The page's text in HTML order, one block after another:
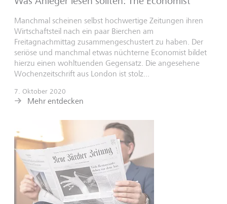
Manchmal scheinen selbst hochwertige Zeitungen ihren
Wirtschaftsteil nach ein paar Bierchen am
Freitagnachmittag zusammengeschustert zu haben. Der
seriöse und manchmal etwas nüchterne Economist bildet
hierzu einen wohltuenden Gegensatz. Die angesehene
Wochenzeitschrift aus London ist stolz...
7. Oktober 2020
Mehr entdecken